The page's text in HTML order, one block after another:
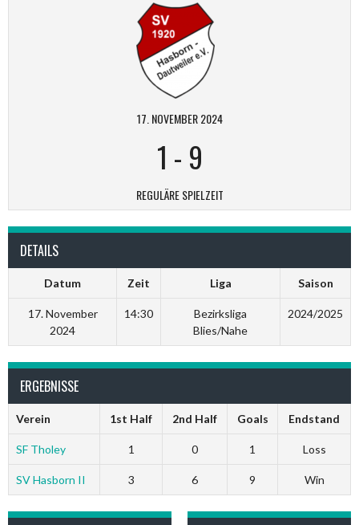
17. NOVEMBER 2024
1 - 9
REGULÄRE SPIELZEIT
DETAILS
Datum Zeit Liga Saison
17. November
2024
14:30
Bezirksliga
Blies/Nahe
2024/2025
ERGEBNISSE
Verein 1st Half 2nd Half Goals Endstand
SF Tholey 1 0 1 Loss
SV Hasborn II 3 6 9 Win